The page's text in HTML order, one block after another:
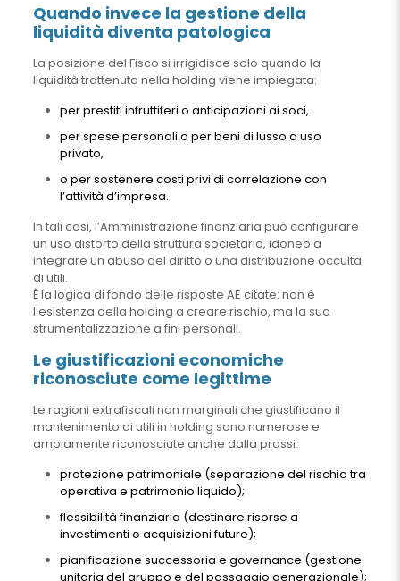
Quando invece la gestione della
liquidità diventa patologica
La posizione del Fisco si irrigidisce solo quando la
liquidità trattenuta nella holding viene impiegata:
per prestiti infruttiferi o anticipazioni ai soci,
per spese personali o per beni di lusso a uso
privato,
o per sostenere costi privi di correlazione con
l’attività d’impresa.
In tali casi, l’Amministrazione finanziaria può configurare
un uso distorto della struttura societaria, idoneo a
integrare un abuso del diritto o una distribuzione occulta
di utili.
È la logica di fondo delle risposte AE citate: non è
l’esistenza della holding a creare rischio, ma la sua
strumentalizzazione a fini personali.
Le giustificazioni economiche
riconosciute come legittime
Le ragioni extrafiscali non marginali che giustificano il
mantenimento di utili in holding sono numerose e
ampiamente riconosciute anche dalla prassi:
protezione patrimoniale (separazione del rischio tra
operativa e patrimonio liquido);
flessibilità finanziaria (destinare risorse a
investimenti o acquisizioni future);
pianificazione successoria e governance (gestione
unitaria del gruppo e del passaggio generazionale);